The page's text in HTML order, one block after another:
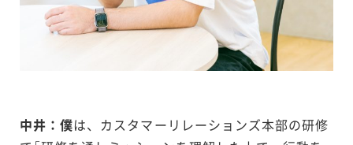
中井：僕は、カスタマーリレーションズ本部の研修